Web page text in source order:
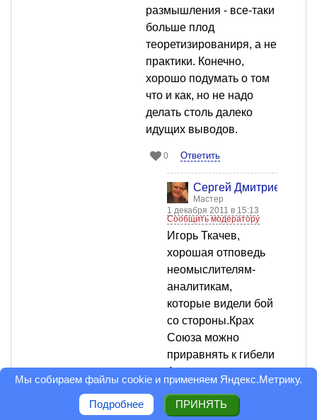
размышления - все-таки
больше плод
теоретизированиря, а не
практики. Конечно,
хорошо подумать о том
что и как, но не надо
делать столь далеко
идущих выводов.
0 Ответить
Сергей Дмитриев
Мастер
1 декабря 2011 в 15:13
Сообщить модератору
Игорь Ткачев,
хорошая отповедь
неомыслителям-
аналитикам,
которые видели бой
со стороны.Крах
Союза можно
приравнять к гибели
Атлантиды или
ребёнка, которого
выбросили с водой,
Мы собираем файлы cookie и применяем Яндекс.Метрику.
Подробнее ПРИНЯТЬ